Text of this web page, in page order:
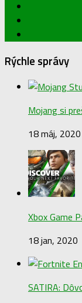
Rýchle správy
Mojang si
18 máj, 2020
Xbox Game
18 jan, 2020
SATIRA: